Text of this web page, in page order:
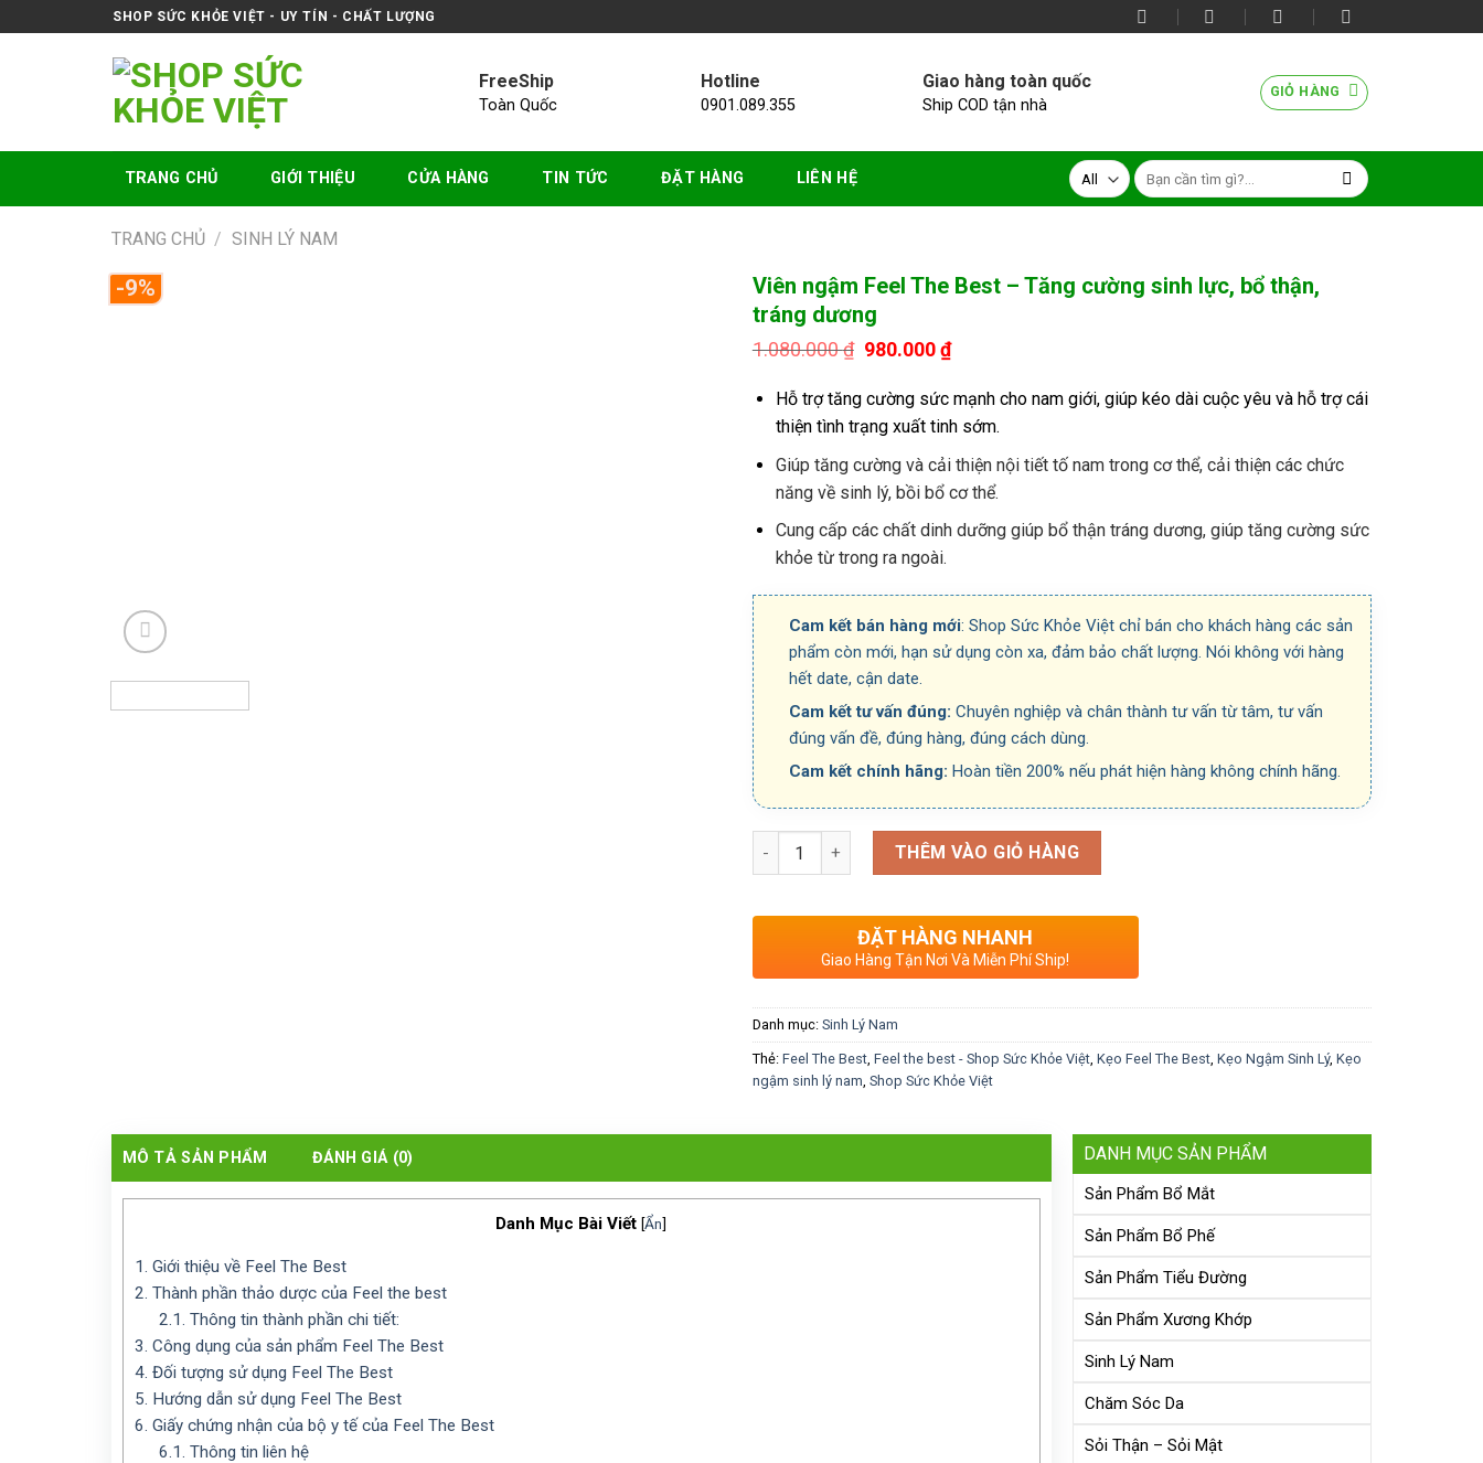
to
SHOP SỨC KHỎE VIỆT - UY TÍN - CHẤT LƯỢNG
FreeShip
Toàn Quốc
Hotline
0901.089.355
Giao hàng toàn quốc
Ship COD tận nhà
GIỎ HÀNG
TRANG CHỦ GIỚI THIỆU CỬA HÀNG TIN TỨC ĐẶT HÀNG LIÊN HỆ
TRANG CHỦ / SINH LÝ NAM
-9%
Viên ngậm Feel The Best – Tăng cường sinh lực, bổ thận,
tráng dương
1.080.000₫ Giá
1.080.000 ₫.
980.000₫Giá
hiện
là:
980.000 ₫.
Hỗ trợ tăng cường sức mạnh cho nam giới, giúp kéo dài cuộc yêu và hỗ trợ cái
thiện tình trạng xuất tinh sớm.
Giúp tăng cường và cải thiện nội tiết tố nam trong cơ thể, cải thiện các chức
năng về sinh lý, bồi bổ cơ thể.
Cung cấp các chất dinh dưỡng giúp bổ thận tráng dương, giúp tăng cường sức
khỏe từ trong ra ngoài.
Cam kết bán hàng mới: Shop Sức Khỏe Việt chỉ bán cho khách hàng các sản
phẩm còn mới, hạn sử dụng còn xa, đảm bảo chất lượng. Nói không với hàng
hết date, cận date.
Cam kết tư vấn đúng: Chuyên nghiệp và chân thành tư vấn từ tâm, tư vấn
đúng vấn đề, đúng hàng, đúng cách dùng.
Cam kết chính hãng: Hoàn tiền 200% nếu phát hiện hàng không chính hãng.
Số lượng THÊM VÀO GIỎ HÀNG
ĐẶT HÀNG NHANH
Giao Hàng Tận Nơi Và Miễn Phí Ship!
Danh mục: Sinh Lý Nam
Thẻ: Feel The Best, Feel the best - Shop Sức Khỏe Việt, Kẹo Feel The Best, Kẹo Ngậm Sinh Lý, Kẹo
ngậm sinh lý nam, Shop Sức Khỏe Việt
MÔ TẢ SẢN PHẨM ĐÁNH GIÁ (0)
Danh Mục Bài Viết [Ẩn]
1. Giới thiệu về Feel The Best
2. Thành phần thảo dược của Feel the best
2.1. Thông tin thành phần chi tiết:
3. Công dụng của sản phẩm Feel The Best
4. Đối tượng sử dụng Feel The Best
5. Hướng dẫn sử dụng Feel The Best
6. Giấy chứng nhận của bộ y tế của Feel The Best
6.1. Thông tin liên hệ
DANH MỤC SẢN PHẨM
Sản Phẩm Bổ Mắt
Sản Phẩm Bổ Phế
Sản Phẩm Tiểu Đường
Sản Phẩm Xương Khớp
Sinh Lý Nam
Chăm Sóc Da
Sỏi Thận – Sỏi Mật